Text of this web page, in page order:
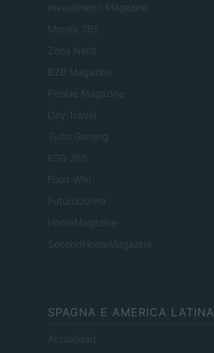
Investimenti Magazine
Money 365
Zona Nerd
B2B Magazine
People Magazine
Day Travel
Tutto Gaming
ESG 365
Food Wiki
FuturoDonna
HomeMagazine
SecondHomeMagazine
SPAGNA E AMERICA LATINA
Actualidad